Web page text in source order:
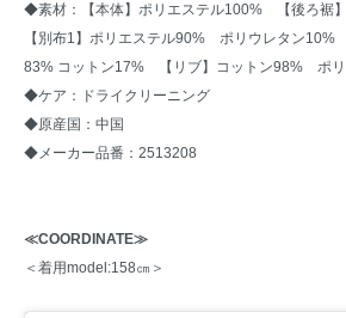
◆素材：【本体】ポリエステル100% 【後ろ裾
【別布1】ポリエステル90% ポリウレタン
83% コットン17% 【リブ】コットン98% ポリ
◆ケア：ドライクリーニング
◆原産国：中国
◆メーカー品番：2513208
≪COORDINATE≫
＜着用model:158㎝＞